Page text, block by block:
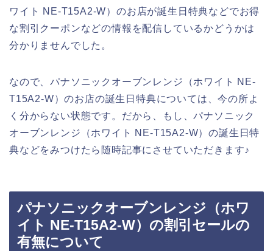
ワイト NE-T15A2-W）のお店が誕生日特典などでお得
な割引クーポンなどの情報を配信しているかどうかは
分かりませんでした。
なので、パナソニックオーブンレンジ（ホワイト NE-
T15A2-W）のお店の誕生日特典については、今の所よ
く分からない状態です。だから、もし、パナソニック
オーブンレンジ（ホワイト NE-T15A2-W）の誕生日特
典などをみつけたら随時記事にさせていただきます♪
パナソニックオーブンレンジ（ホワ
イト NE-T15A2-W）の割引セールの
有無について